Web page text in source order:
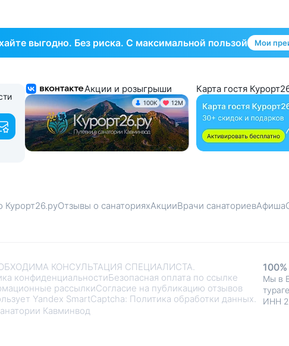
выгодно. Без риска. С максимальной пользой Мои
Акции и розыгрыши
100K 12М
Карта гостя
Курорт26.руОтзывы о санаторияхАкцииВрачи санаториевАфиша
КОНСУЛЬТАЦИЯ СПЕЦИАЛИСТА.
конфиденциальностиБезопасная оплата по ссылке
рассылкиСогласие на публикацию отзывов
Yandex SmartCaptcha: Политика обработки данных
Кавминвод
Мы в
ИНН